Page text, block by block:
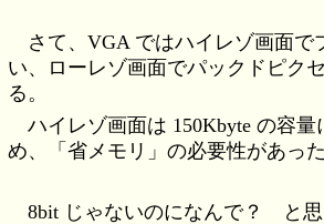
さて、VGA ではハイレゾ画面で
い、ローレゾ画面でパックドピク
る。
ハイレゾ画面は 150Kbyte の容
め、「省メモリ」の必要性があっ
8bit じゃないのになんで？ と思